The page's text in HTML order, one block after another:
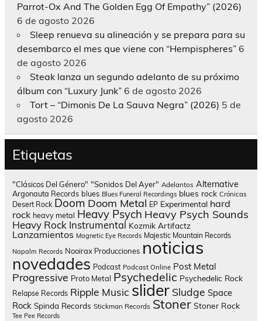
Parrot-Ox And The Golden Egg Of Empathy” (2026)
6 de agosto 2026
Sleep renueva su alineación y se prepara para su
desembarco el mes que viene con “Hempispheres” 6
de agosto 2026
Steak lanza un segundo adelanto de su próximo
álbum con “Luxury Junk” 6 de agosto 2026
Tort – “Dimonis De La Sauva Negra” (2026) 5 de
agosto 2026
Etiquetas
"Clásicos Del Género" "Sonidos Del Ayer" Adelantos Alternative
Argonauta Records blues Blues Funeral Recordings blues rock Crónicas
Desert Rock Doom Doom Metal EP Experimental hard
rock heavy metal Heavy Psych Heavy Psych Sounds
Heavy Rock Instrumental Kozmik Artifactz
Lanzamientos Magnetic Eye Records Majestic Mountain Records
Napalm Records Nooirax Producciones noticias
novedades Podcast Podcast Online Post Metal
Progressive Proto Metal Psychedelic Psychedelic Rock
Relapse Records Ripple Music slider Sludge Space
Rock Spinda Records Stickman Records Stoner Stoner Rock
Tee Pee Records